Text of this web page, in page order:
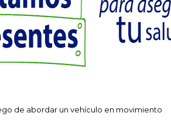
de abordar un vehículo en movimiento